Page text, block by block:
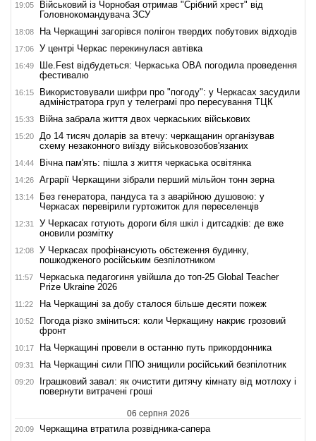
19:05
Військовий із Чорнобая отримав "Срібний хрест" від
Головнокомандувача ЗСУ
18:08 На Черкащині загорівся полігон твердих побутових відходів
17:06 У центрі Черкас перекинулася автівка
16:49
Ше.Fest відбудеться: Черкаська ОВА погодила проведення
фестивалю
16:15
Використовували шифри про "погоду": у Черкасах засудили
адміністратора груп у телеграмі про пересування ТЦК
15:33 Війна забрала життя двох черкаських військових
15:20
До 14 тисяч доларів за втечу: черкащанин організував
схему незаконного виїзду військовозобов'язаних
14:44 Вічна пам'ять: пішла з життя черкаська освітянка
14:26 Аграрії Черкащини зібрали перший мільйон тонн зерна
13:14
Без генератора, пандуса та з аварійною душовою: у
Черкасах перевірили гуртожиток для переселенців
12:31
У Черкасах готують дороги біля шкіл і дитсадків: де вже
оновили розмітку
12:08
У Черкасах профінансують обстеження будинку,
пошкодженого російським безпілотником
11:57
Черкаська педагогиня увійшла до топ-25 Global Teacher
Prize Ukraine 2026
11:22 На Черкащині за добу сталося більше десяти пожеж
10:52
Погода різко зміниться: коли Черкащину накриє грозовий
фронт
10:17 На Черкащині провели в останню путь прикордонника
09:31 На Черкащині сили ППО знищили російський безпілотник
09:20
Іграшковий завал: як очистити дитячу кімнату від мотлоху і
повернути витрачені гроші
06 серпня 2026
20:09
Черкащина втратила розвідника-сапера